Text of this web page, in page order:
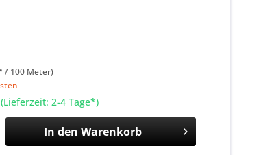
/ 100 Meter)
2-4 Tage*)
In den Warenkorb